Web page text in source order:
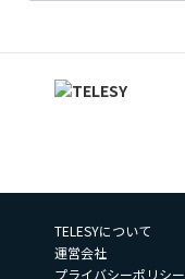
TELESYについて
運営会社
プライバシーポリシー